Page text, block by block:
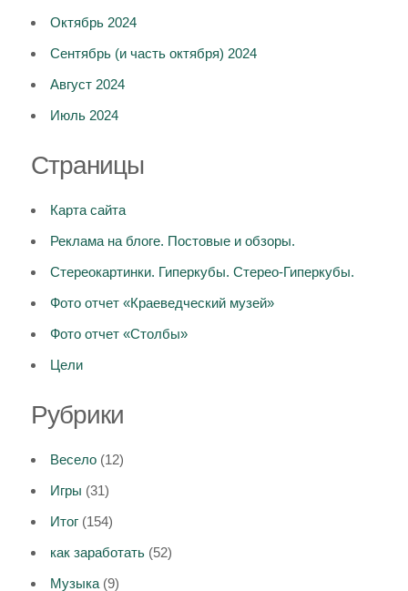
Октябрь 2024
Сентябрь (и часть октября) 2024
Август 2024
Июль 2024
Страницы
Карта сайта
Реклама на блоге. Постовые и обзоры.
Стереокартинки. Гиперкубы. Стерео-Гиперкубы.
Фото отчет «Краеведческий музей»
Фото отчет «Столбы»
Цели
Рубрики
Весело(12)
Игры (31)
Итог(154)
как заработать(52)
Музыка(9)